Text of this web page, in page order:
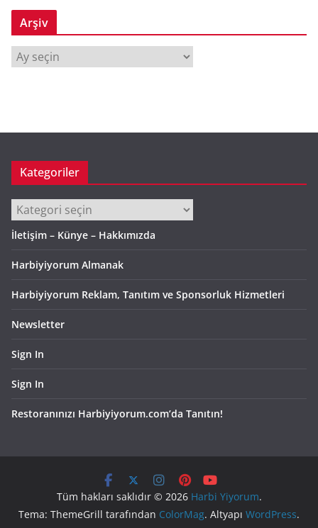
Arşiv
Kategoriler
Kategoriler
İletişim – Künye – Hakkımızda
Harbiyiyorum Almanak
Harbiyiyorum Reklam, Tanıtım ve Sponsorluk Hizmetleri
Newsletter
Sign In
Sign In
Restoranınızı Harbiyiyorum.com’da Tanıtın!
Tüm hakları saklıdır © 2026 Harbi Yiyorum.
Tema: ThemeGrill tarafından ColorMag. Altyapı WordPress.